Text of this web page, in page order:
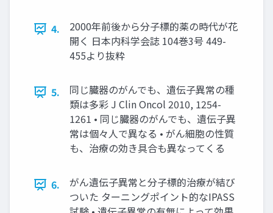
4.
2000年前後から分⼦標的薬の時代が花
開く ⽇本内科学会誌 104巻3号 449-
455より抜粋
5.
同じ臓器のがんでも、遺伝⼦異常の種
類は多彩 J Clin Oncol 2010, 1254-
1261 • 同じ臓器のがんでも、遺伝⼦異
常は個々⼈で異なる • がん細胞の性質
も、治療の効き具合も異なってくる
6.
がん遺伝⼦異常と分⼦標的治療が結び
ついた ターニングポイント的なIPASS